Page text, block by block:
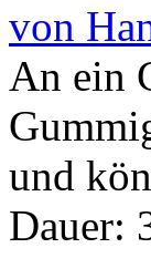
von
An ein
und
Dauer: